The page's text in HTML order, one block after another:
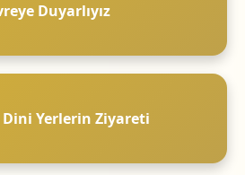
Duyarlıyız
Yerlerin Ziyareti